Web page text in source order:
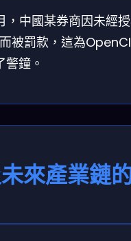
，中國某券商因未經
被罰款，這為
鐘。
來產業鏈